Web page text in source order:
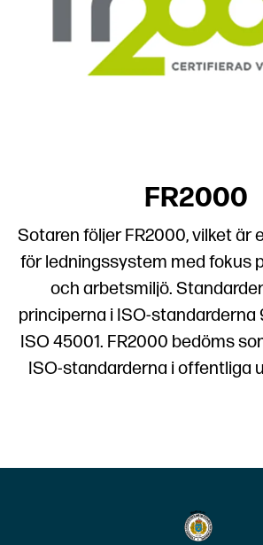
FR2000
Sotaren följer FR2000, vilket är
för ledningssystem med fokus
och arbetsmiljö.
principerna i ISO-standarderna
ISO 45001. FR2000 bedöms
ISO-standarderna i offentliga